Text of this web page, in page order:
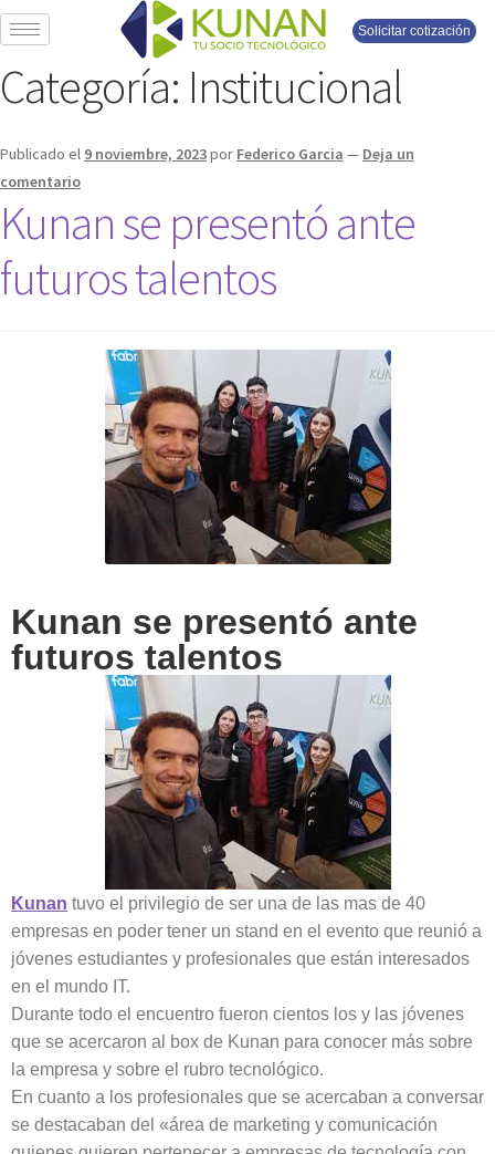
Solicitar cotización
Categoría: Institucional
Publicado el 9 noviembre, 2023por Federico Garcia — Deja un
comentario
Kunan se presentó ante
futuros talentos
Kunan se presentó ante
futuros talentos
Kunan tuvo el privilegio de ser una de las mas de 40
empresas en poder tener un stand en el evento que reunió a
jóvenes estudiantes y profesionales que están interesados
en el mundo IT.
Durante todo el encuentro fueron cientos los y las jóvenes
que se acercaron al box de Kunan para conocer más sobre
la empresa y sobre el rubro tecnológico.
En cuanto a los profesionales que se acercaban a conversar
se destacaban del «área de marketing y comunicación